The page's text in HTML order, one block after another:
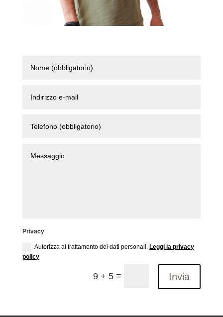
Privacy
Autorizza al trattamento dei dati personali.Leggi la privacy
policy
9 + 5 = Invia